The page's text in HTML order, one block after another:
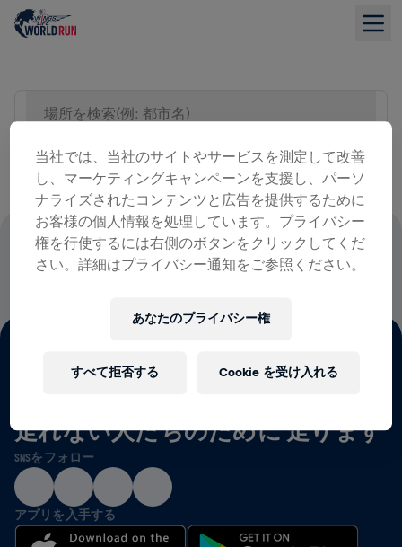
場所を検索(例: 都市名)
参加費の全額が脊髄損傷の治療法研究
に送られます
走れない人たちのために 走ります
SNSをフォロー
アプリを入手する
当社では、当社のサイトやサービスを測定して改善
し、マーケティングキャンペーンを支援し、パーソ
ナライズされたコンテンツと広告を提供するために
お客様の個人情報を処理しています。プライバシー
権を行使するには右側のボタンをクリックしてくだ
さい。詳細はプライバシー通知をご参照ください。
あなたのプライバシー権
すべて拒否する Cookie を受け入れる